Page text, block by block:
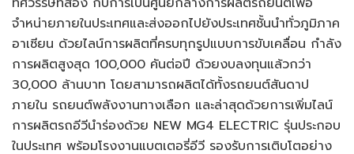
จำหน่ายภายในประเทศและส่งออกไปยังประเทศชั้นนำทั่วภูมิภาค
อาเซียน ด้วยไลน์การผลิตที่ครบทุกรูปแบบการขับเคลื่อน กำลัง
การผลิตสูงสุด 100,000 คันต่อปี ด้วยงบลงทุนแล้วกว่า
30,000 ล้านบาท โดยสามารถผลิตได้ทั้งรถยนต์สันดาป
ภายใน รถยนต์พลังงานทางเลือก และล่าสุดด้วยการเพิ่มไลน์
การผลิตรถอีวีนำร่องด้วย NEW MG4 ELECTRIC รุ่นประกอบ
ในประเทศ พร้อมโรงงานแบตเตอรี่อีวี รองรับการเติบโตอย่าง